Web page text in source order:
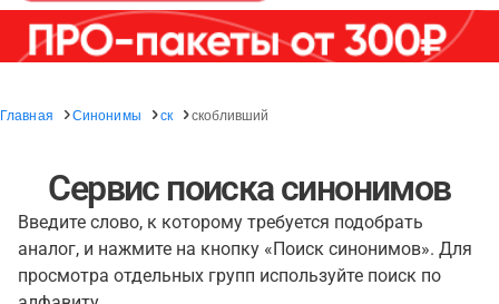
Главная Синонимы ск скобливший
Сервис поиска синонимов
Введите слово, к которому требуется подобрать
аналог, и нажмите на кнопку «Поиск синонимов». Для
просмотра отдельных групп используйте поиск по